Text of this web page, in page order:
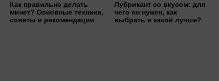
Как правильно делать
минет? Основные техники,
советы и рекомендации
Лубрикант со вкусом: для
чего он нужен, как
выбрать и какой лучше?